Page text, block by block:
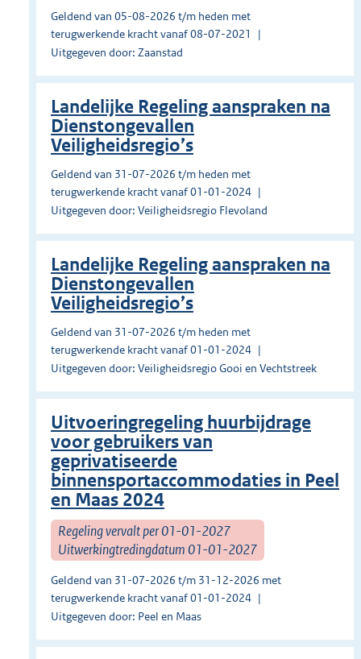
Geldend van 05-08-2026 t/m heden met
terugwerkende kracht vanaf 08-07-2021
Uitgegeven door: Zaanstad
Landelijke Regeling aanspraken na
Dienstongevallen
Veiligheidsregio’s
Geldend van 31-07-2026 t/m heden met
terugwerkende kracht vanaf 01-01-2024
Uitgegeven door: Veiligheidsregio Flevoland
Landelijke Regeling aanspraken na
Dienstongevallen
Veiligheidsregio’s
Geldend van 31-07-2026 t/m heden met
terugwerkende kracht vanaf 01-01-2024
Uitgegeven door: Veiligheidsregio Gooi en Vechtstreek
Uitvoeringregeling huurbijdrage
voor gebruikers van
geprivatiseerde
binnensportaccommodaties in Peel
en Maas 2024
Regeling vervalt per 01-01-2027
Uitwerkingtredingdatum 01-01-2027
Geldend van 31-07-2026 t/m 31-12-2026 met
terugwerkende kracht vanaf 01-01-2024
Uitgegeven door: Peel en Maas